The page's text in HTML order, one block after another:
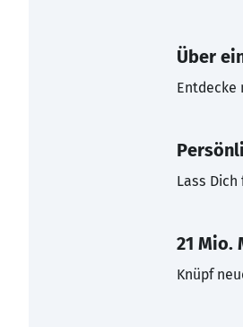
Über
Entdecke
Lass
21 Mio.
Knüpf